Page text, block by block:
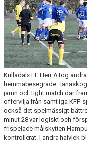
Kulladals FF Herr A tog
hemmabesegrade
jämn och tight match där
offervilja från samtliga KFF-
också det spelmässigt
minut 28 var logiskt och
frispelade målskytten
kontrollerat. I andra halvlek